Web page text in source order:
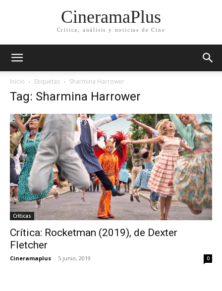
CineramaPlus
Crítica, análisis y noticias de Cine
Inicio Etiquetas Sharmina Harrower
Tag: Sharmina Harrower
Críticas
Crítica: Rocketman (2019), de Dexter
Fletcher
Cineramaplus - 5 junio, 2019 0